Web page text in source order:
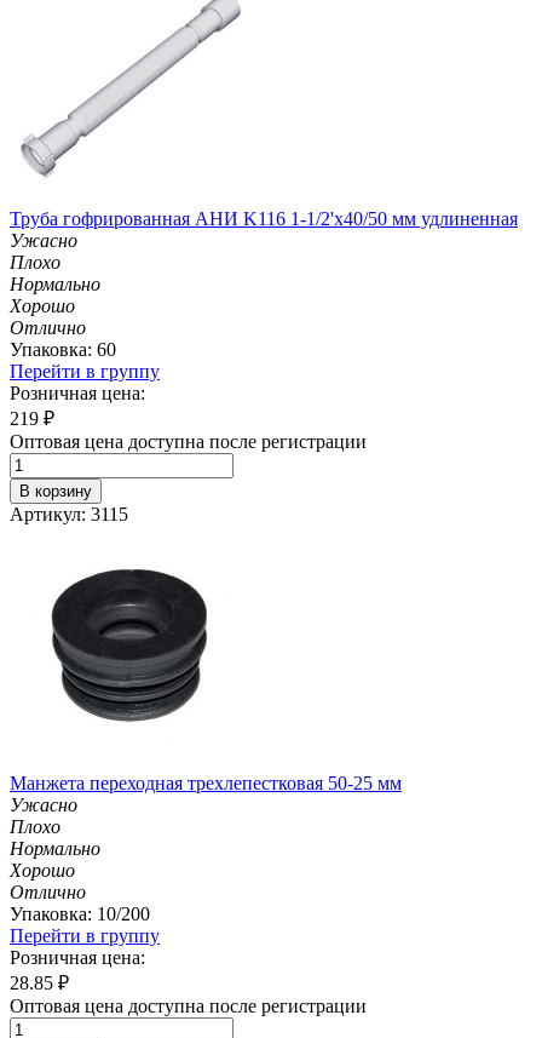
Труба гофрированная АНИ K116 1-1/2'х40/50 мм удлиненная
Ужасно
Плохо
Нормально
Хорошо
Отлично
Упаковка: 60
Перейти в группу
Розничная цена:
219 ₽
Оптовая цена доступна после регистрации
В корзину
Артикул: 3115
Манжета переходная трехлепестковая 50-25 мм
Ужасно
Плохо
Нормально
Хорошо
Отлично
Упаковка: 10/200
Перейти в группу
Розничная цена:
28.85 ₽
Оптовая цена доступна после регистрации